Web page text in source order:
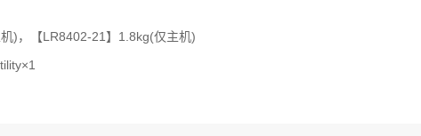
)，【LR8402-21】1.8kg(仅主机)